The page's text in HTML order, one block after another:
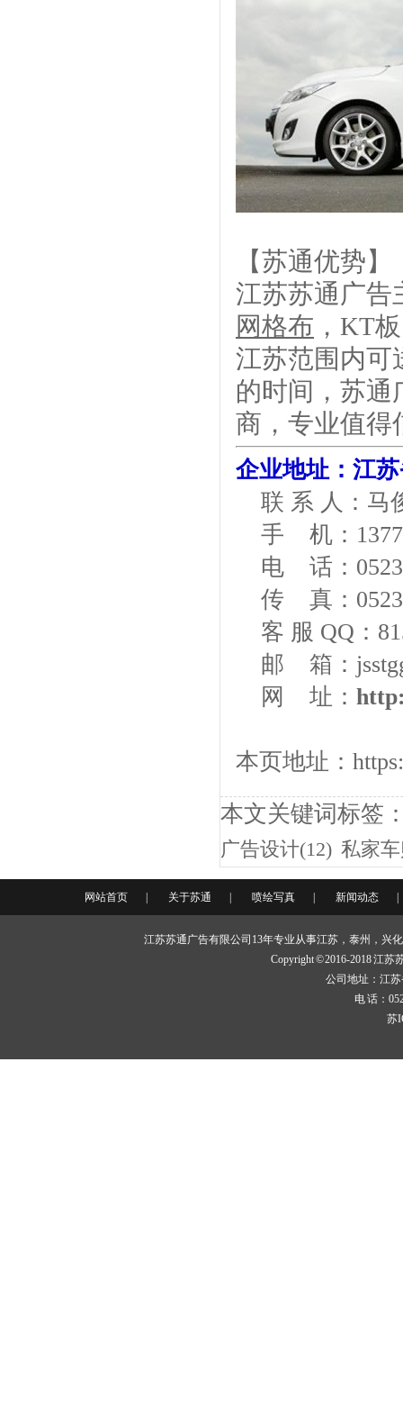
【苏通优势】
江苏苏通广告
网格布 ，KT
江苏范围内可
的时间，苏通
商，专业值得
企业地址：江
联 系 人：马
手 机：
电 话：
传 真：
客 服 QQ：
邮 箱：
网 址：
本页地址：
本文关键词标签
广告设计(12) 私家
网站首页 关于苏通 喷绘写真 新闻动态
江苏苏通广告有限公司13年专业从事江苏，泰州，兴
Copyright © 2016-2018 江
公司地址：江
电 话：
苏